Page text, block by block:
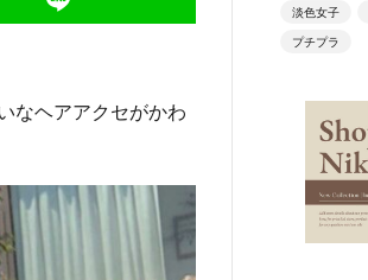
なヘアアクセがかわ
淡色女子
プチプラ